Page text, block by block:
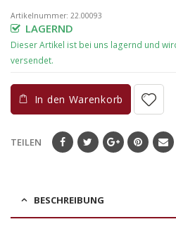
Artikelnummer: 22.00093
LAGERND
In den Warenkorb
TEILEN
BESCHREIBUNG